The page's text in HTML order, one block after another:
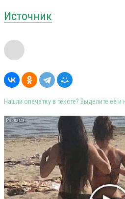
Источник
Нашли опечатку в тексте? Выделите её